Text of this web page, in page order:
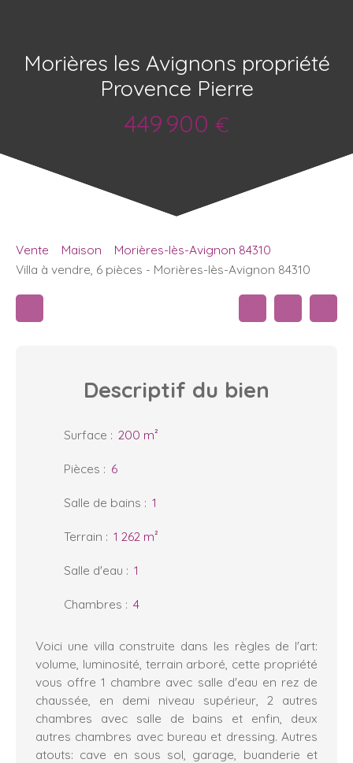
Morières les Avignons propriété
Provence Pierre
449 900 €
Vente Maison
Morières-lès-Avignon 84310
Villa à vendre, 6 pièces - Morières-lès-Avignon 84310
Descriptif du bien
Surface : 200 m²
Pièces : 6
Salle de bains : 1
Terrain : 1 262 m²
Salle d'eau : 1
Chambres : 4
Voici une villa construite dans les règles de l'art:
volume, luminosité, terrain arboré, cette propriété
vous offre 1 chambre avec salle d'eau en rez de
chaussée, en demi niveau supérieur, 2 autres
chambres avec salle de bains et enfin, deux
autres chambres avec bureau et dressing. Autres
atouts: cave en sous sol, garage, buanderie et